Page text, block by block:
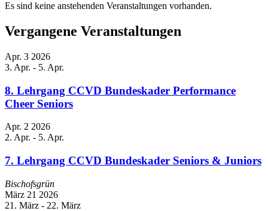
Es sind keine anstehenden Veranstaltungen vorhanden.
Vergangene Veranstaltungen
Apr. 3 2026
3. Apr. - 5. Apr.
8. Lehrgang CCVD Bundeskader Performance
Cheer Seniors
Apr. 2 2026
2. Apr. - 5. Apr.
7. Lehrgang CCVD Bundeskader Seniors & Juniors
Bischofsgrün
März 21 2026
21. März - 22. März